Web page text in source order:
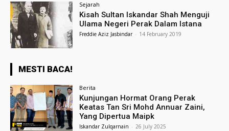
Sejarah
Kisah Sultan Iskandar Shah Menguji
Ulama Negeri Perak Dalam Istana
Freddie Aziz Jasbindar - 14 February 2019
MESTI BACA!
Berita
Kunjungan Hormat Orang Perak
Keatas Tan Sri Mohd Annuar Zaini,
Yang Dipertua Maipk
Iskandar Zulqarnain - 26 July 2025